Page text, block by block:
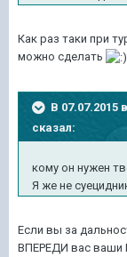
Как раз таки при
можно сделать
В 07.07.2015
сказал:
кому он нужен
Я же не
Если вы за
ВПЕРЕДИ вас ваши